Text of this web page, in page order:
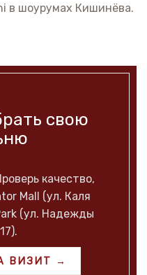
в шоурумах Кишинёва.
свою
качество,
Mall (ул. Каля
(ул. Надежды
ВИЗИТ →